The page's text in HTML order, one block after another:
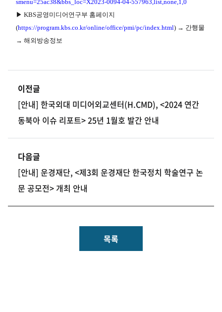
smenu=25ac38&bbs_loc=X2023-0094-04-557963,list,none,1,0
▶ KBS공영미디어연구부 홈페이지
(https://program.kbs.co.kr/online/office/pmi/pc/index.html) → 간행물
→ 해외방송정보
이전글
[안내] 한국외대 미디어외교센터(H.CMD), <2024 연간
동북아 이슈 리포트> 25년 1월호 발간 안내
다음글
[안내] 운경재단, <제3회 운경재단 한국정치 학술연구 논
문 공모전> 개최 안내
목록